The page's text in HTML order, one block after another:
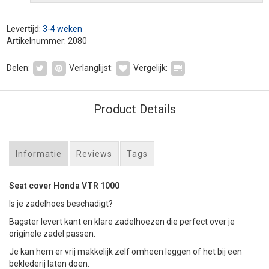
Levertijd: 3-4 weken
Artikelnummer: 2080
Delen: Verlanglijst: Vergelijk:
Product Details
Informatie Reviews Tags
Seat cover Honda VTR 1000
Is je zadelhoes beschadigt?
Bagster levert kant en klare zadelhoezen die perfect over je
originele zadel passen.
Je kan hem er vrij makkelijk zelf omheen leggen of het bij een
beklederij laten doen.